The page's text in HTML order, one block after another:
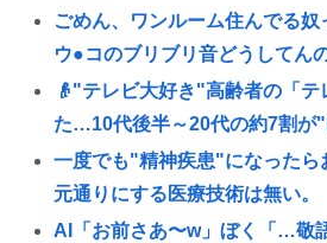
ごめん、ワンルーム住んでる奴
ウ●コのブリブリ音どうしてん
👴"テレビ大好き"高齢者の「テ
た…10代後半～20代の約7割が
一度でも"精神疾患"になったら
元通りにする医療技術は無い。
AI「お前さあ〜w」ぼく「…敬